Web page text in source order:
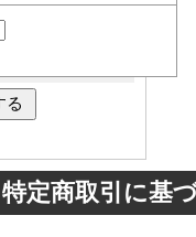
特定商取引に基